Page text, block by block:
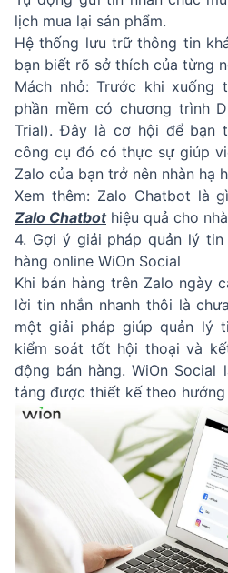
lịch mua lại sản phẩm.
Hệ thống lưu trữ thông tin
bạn biết rõ sở thích của từng
Mách nhỏ: Trước khi xuống
phần mềm có chương trình
Trial). Đây là cơ hội để bạn
công cụ đó có thực sự giúp
Zalo của bạn trở nên nhàn hạ
Xem thêm: Zalo Chatbot là
Zalo Chatbothiệu quả cho
4. Gợi ý giải pháp quản lý
hàng online WiOn Social
Khi bán hàng trên Zalo ngày
lời tin nhắn nhanh thôi là
một giải pháp giúp quản lý
kiểm soát tốt hội thoại và
động bán hàng. WiOn
tảng được thiết kế theo hướng